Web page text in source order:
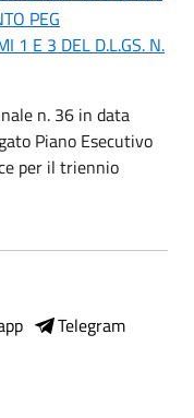
PEG
1 E 3 DEL D.L.GS. N.
n. 36 in data
Piano Esecutivo
per il triennio
Telegram